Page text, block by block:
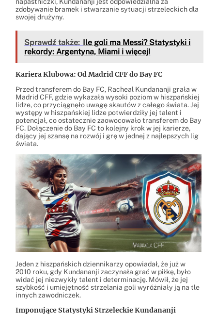
napastniczki, Kundananji jest odpowiedzialna za
zdobywanie bramek i stwarzanie sytuacji strzeleckich dla
swojej drużyny.
Sprawdź także: Ile goli ma Messi? Statystyki i
rekordy: Argentyna, Miami i więcej!
Kariera Klubowa: Od Madrid CFF do Bay FC
Przed transferem do Bay FC, Racheal Kundananji grała w
Madrid CFF, gdzie wykazała wysoki poziom w hiszpańskiej
lidze, co przyciągnęło uwagę skautów z całego świata. Jej
występy w hiszpańskiej lidze potwierdziły jej talent i
potencjał, co ostatecznie zaowocowało transferem do Bay
FC. Dołączenie do Bay FC to kolejny krok w jej karierze,
dający jej szansę na rozwój i grę w jednej z najlepszych lig
świata.
Jeden z hiszpańskich dziennikarzy opowiadał, że już w
2010 roku, gdy Kundananji zaczynała grać w piłkę, było
widać jej niezwykły talent i determinację. Mówił, że jej
szybkość i umiejętność strzelania goli wyróżniały ją na tle
innych zawodniczek.
Imponujące Statystyki Strzeleckie Kundananji